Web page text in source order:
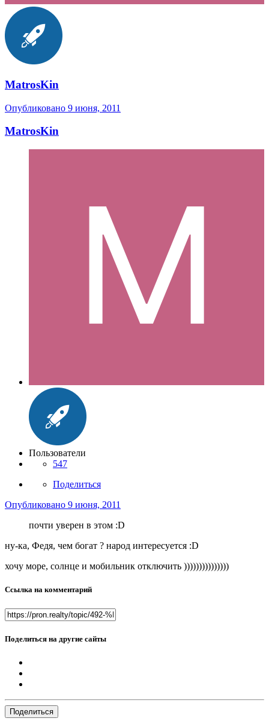
MatrosKin
Опубликовано 9 июня, 2011
MatrosKin
Пользователи
547
Поделиться
Опубликовано 9 июня, 2011
почти уверен в этом :D
ну-ка, Федя, чем богат ? народ интересуется :D
хочу море, солнце и мобильник отключить )))))))))))))))
Ссылка на комментарий
Поделиться на другие сайты
Поделиться